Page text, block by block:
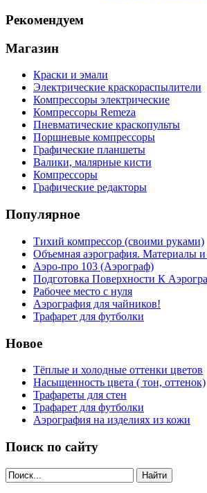
Рекомендуем
Магазин
Краски и эмали
Электрические краскораспылители
Компрессоры электрические
Компрессоры Remeza
Пневматические краскопульты
Поршневые компрессоры
Графические планшеты
Валики, малярные кисти
Компрессоры
Графические редакторы
Популярное
Тихий компрессор (своими руками)
Объемная аэрография. Материалы
Аэро-про 103 (Аэрограф)
Подготовка Поверхности К
Рабочее место с нуля
Аэрография для чайников!
Трафарет для футболки
Новое
Тёплые и холодные оттенки цветов
Насыщенность цвета ( тон, оттенок)
Трафареты для стен
Трафарет для футболки
Аэрография на изделиях из кожи
Поиск по сайту
Найти